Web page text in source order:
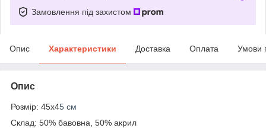
Замовлення під захистом
Опис Характеристики Доставка Оплата Умови
Опис
Розмір: 45х45 см
Склад: 50% бавовна, 50% акрил